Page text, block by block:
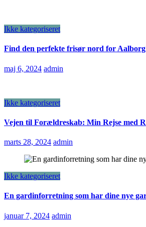
Ikke kategoriseret
Find den perfekte frisør nord for Aalborg
maj 6, 2024 admin
Ikke kategoriseret
Vejen til Forældreskab: Min Rejse med
marts 28, 2024 admin
Ikke kategoriseret
En gardinforretning som har dine nye
januar 7, 2024 admin